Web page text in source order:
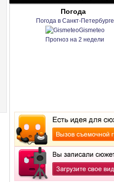
Погода
Погода в Санкт-Петербурге
Gismeteo
Прогноз на 2 недели